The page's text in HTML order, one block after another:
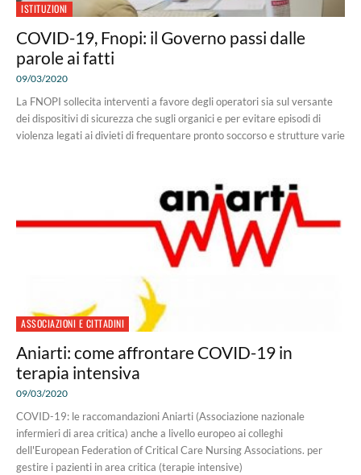
ISTITUZIONI
COVID-19, Fnopi: il Governo passi dalle
parole ai fatti
09/03/2020
La FNOPI sollecita interventi a favore degli operatori sia sul versante
dei dispositivi di sicurezza che sugli organici e per evitare episodi di
violenza legati ai divieti di frequentare pronto soccorso e strutture varie
ASSOCIAZIONI E CITTADINI
Aniarti: come affrontare COVID-19 in
terapia intensiva
09/03/2020
COVID-19: le raccomandazioni Aniarti (Associazione nazionale
infermieri di area critica) anche a livello europeo ai colleghi
dell'European Federation of Critical Care Nursing Associations. per
gestire i pazienti in area critica (terapie intensive)